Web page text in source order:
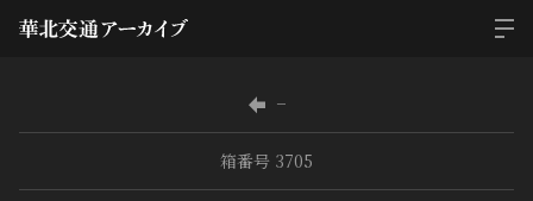
−
箱番号 3705